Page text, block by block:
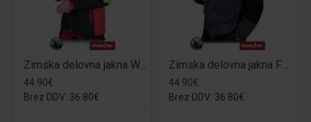
Zimska delovna jakna WILSSON
44.90€
Brez DDV: 36.80€
Zimska delovna jakna FANGER
44.90€
Brez DDV: 36.80€